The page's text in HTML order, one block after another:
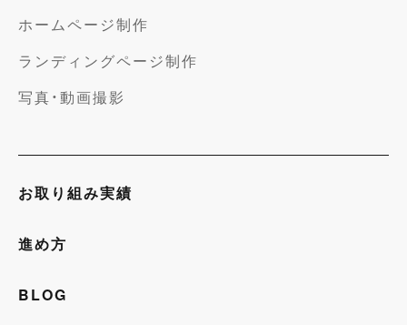
ホームページ制作
ランディングページ制作
写真・動画撮影
お取り組み実績
進め方
BLOG